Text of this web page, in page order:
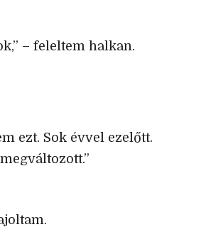
– feleltem halkan.
ezt. Sok évvel ezelőtt.